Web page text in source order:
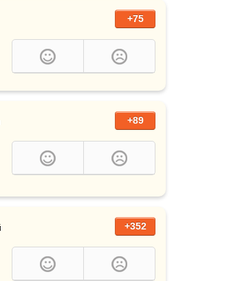
+75
+89
+352